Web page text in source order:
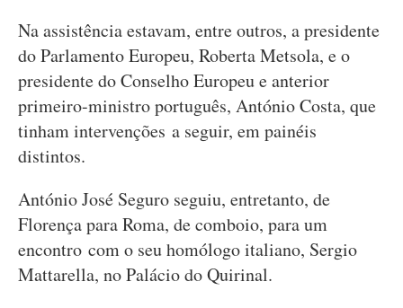
Na assistência estavam, entre outros, a presidente
do Parlamento Europeu, Roberta Metsola, e o
presidente do Conselho Europeu e anterior
primeiro-ministro português, António Costa, que
tinham intervenções a seguir, em painéis
distintos.
António José Seguro seguiu, entretanto, de
Florença para Roma, de comboio, para um
encontro com o seu homólogo italiano, Sergio
Mattarella, no Palácio do Quirinal.